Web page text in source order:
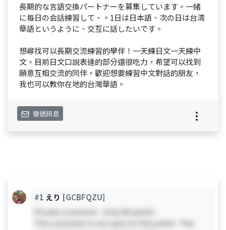
長期的な言語交換パートナーを募集しています。一緒
に毎日の会話練習して、。1日は日本語、次の日は台湾
華語というように、交互に話したいです。
想尋找可以長期交流練習的學伴！一天練日文一天練中
文。目前日文口說表達的部分還很吃力，希望可以找到
願意互相交流的同伴。歡迎想要練習中文對話的朋友，
我也可以教你在地的台灣華語。
發送訊息
#1 えり [GCBFQZU]
Private comment - Only #0 and #1 -
This comment is not open to the public. This